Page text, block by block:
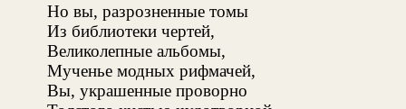
Но вы, разрозненные томы
Из библиотеки чертей,
Великолепные альбомы,
Мученье модных рифмачей,
Вы, украшенные проворно